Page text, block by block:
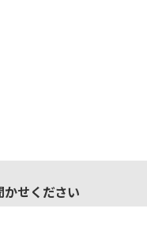
かせください